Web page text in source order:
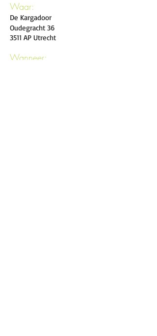
Waar:
De Kargadoor
Oudegracht 36
3511 AP Utrecht
Wanneer: